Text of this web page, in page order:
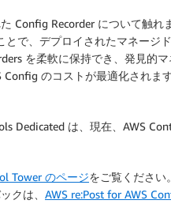
Config Recorder について触
とで、デプロイされたマネージ
を柔軟に保持でき、発見的
のコストが最適化されます
Dedicated は、現在、AWS
Tower のページをご覧ください
クは、 AWS re:Post for AWS